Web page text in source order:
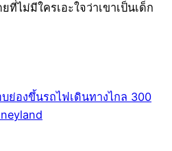
ที่ไม่มีใครเอะใจว่าเขาเป็นเด็ก